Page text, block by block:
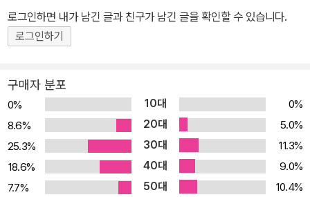
졌다지만 실제 우리가 만나는 세상은 왜소해지고 쪼그라들었다. 우리
는 벽을 쌓고, 이방인을 경계하기에 바쁘다. 그런데 그래도 괜찮은 걸
까? 지금 가장 친한 친구도, 사랑스러운 연인도, 믿을 만한 동료도 한
이어드〉 등에 다양한 주제로 글을 쓰는 베테랑 저널리스트 조 코헤인
은 이런 시대에 낯선 사람과 교류하는 것이 어떤 의미를 갖는지 직접
알아보기 위해 취재 여행을 시작했다. 그는 영국 런던으로 날아가 낯
선 사람에게 말 거는 기술을 배우는 클래스를 수강하고, 뉴욕 한복판
에 간이 고해성사실을 꾸려 ‘무조건 경청해주기 운동’을 벌이는 사회
운동가를 취재하고, 미국 횡단열차를 타고 생면부지의 사람과 대화를
로그인하면 내가 남긴 글과 친구가 남긴 글을 확인할 수 있습니다.
로그인하기
구매자 분포
0% 10대
0%
8.6%
20대
5.0%
25.3%
30대
11.3%
18.6%
40대
9.0%
7.7%
50대
10.4%